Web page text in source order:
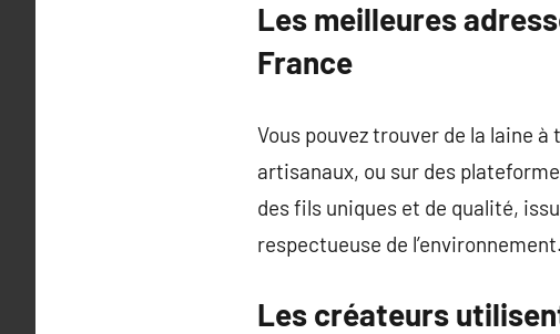
Les meilleures
France
Vous pouvez trouver de la laine
artisanaux, ou sur des
des fils uniques et de qualité,
respectueuse de l’environnement.
Les créateurs